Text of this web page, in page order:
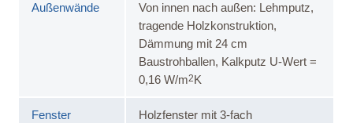
Außenwände
Von innen nach außen: Lehmputz,
tragende Holzkonstruktion,
Dämmung mit 24 cm
Baustrohballen, Kalkputz U-Wert =
0,16 W/m2K
Fenster
Holzfenster mit 3-fach